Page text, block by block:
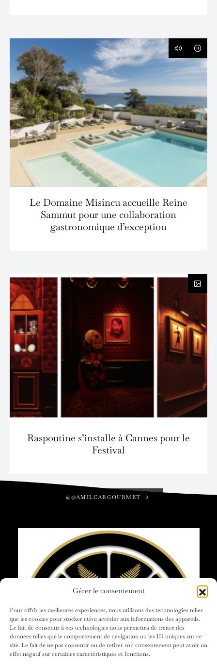
Gérer le consentement
Pour offrir les meilleures expériences, nous utilisons des technologies telles
que les cookies pour stocker et/ou accéder aux informations des appareils.
Le fait de consentir à ces technologies nous permettra de traiter des
données telles que le comportement de navigation ou les ID uniques sur ce
site. Le fait de ne pas consentir ou de retirer son consentement peut avoir un
effet négatif sur certaines caractéristiques et fonctions.
Le Domaine Misíncu accueille Reine
Sammut pour une collaboration
gastronomique d’exception
Raspoutine s’installe à Cannes pour le
Festival
@@AMILCARGOURMET